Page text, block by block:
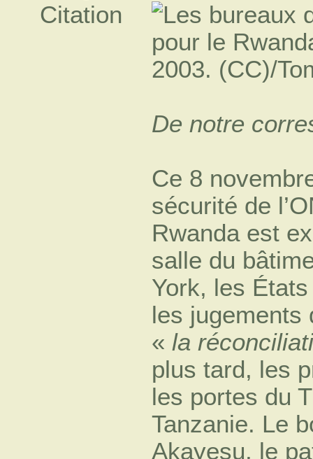
Citation
De notre
Ce 8
sécurité de
Rwanda est
salle du
York, les
les jugements
« la
plus tard, les
les portes du
Tanzanie. Le
Akayesu, le